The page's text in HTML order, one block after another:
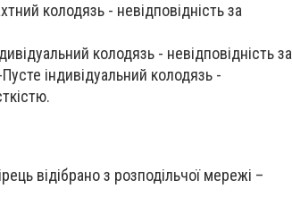
колодязь - невідповідність за
колодязь - невідповідність за
індивідуальний колодязь -
відібрано з розподільчої мережі –